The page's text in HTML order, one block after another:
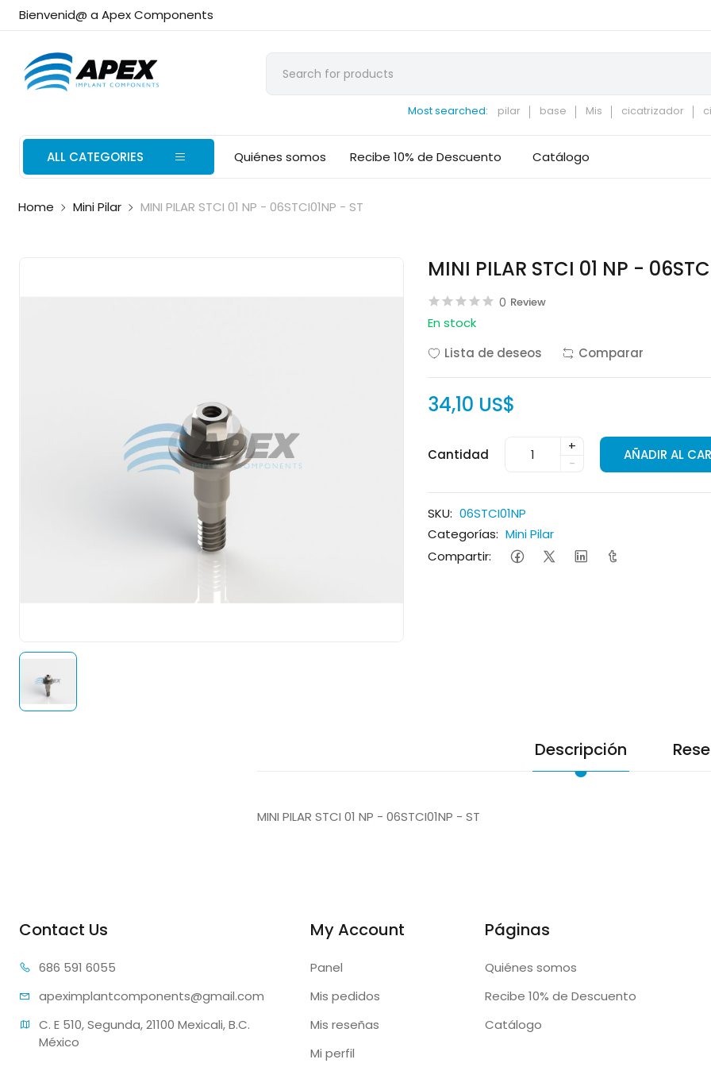
Bienvenid@ a Apex Components
Most searched: pilar base Mis cicatrizador
ALL CATEGORIES Quiénes somos Recibe 10% de Descuento Catálogo
Home Mini Pilar MINI PILAR STCI 01 NP - 06STCI01NP - ST
MINI PILAR STCI 01 NP -
0 Review
En stock
Lista de deseos
Comparar
34,10 US$
Cantidad
+
-
AÑADIR AL
SKU: 06STCI01NP
Categorías: Mini Pilar
Compartir:
Descripción
MINI PILAR STCI 01 NP - 06STCI01NP - ST
Contact Us
686 591 6055
apeximplantcomponents@gmail.com
C. E 510, Segunda, 21100 Mexicali, B.C.
México
My Account
Panel
Mis pedidos
Mis reseñas
Mi perfil
Páginas
Quiénes somos
Recibe 10% de Descuento
Catálogo